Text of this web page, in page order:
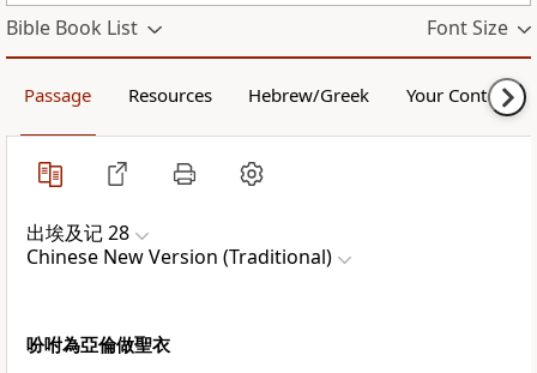
Bible Book List Font Size
Passage Resources Hebrew/Greek Your Content
出埃及记 28
Chinese New Version (Traditional)
吩咐為亞倫做聖衣